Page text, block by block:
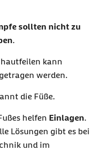
sollten nicht zu
.
kann
werden.
die Füße.
helfen Einlagen.
Lösungen gibt es bei
und im